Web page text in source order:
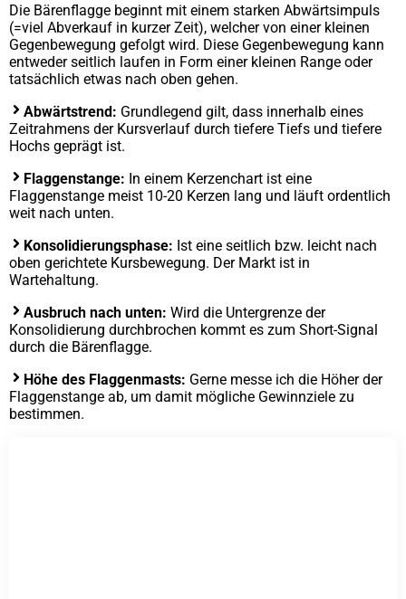
Die Bärenflagge beginnt mit einem starken Abwärtsimpuls
(=viel Abverkauf in kurzer Zeit), welcher von einer kleinen
Gegenbewegung gefolgt wird. Diese Gegenbewegung kann
entweder seitlich laufen in Form einer kleinen Range oder
tatsächlich etwas nach oben gehen.
Abwärtstrend: Grundlegend gilt, dass innerhalb eines
Zeitrahmens der Kursverlauf durch tiefere Tiefs und tiefere
Hochs geprägt ist.
Flaggenstange: In einem Kerzenchart ist eine
Flaggenstange meist 10-20 Kerzen lang und läuft ordentlich
weit nach unten.
Konsolidierungsphase: Ist eine seitlich bzw. leicht nach
oben gerichtete Kursbewegung. Der Markt ist in
Wartehaltung.
Ausbruch nach unten: Wird die Untergrenze der
Konsolidierung durchbrochen kommt es zum Short-Signal
durch die Bärenflagge.
Höhe des Flaggenmasts: Gerne messe ich die Höher der
Flaggenstange ab, um damit mögliche Gewinnziele zu
bestimmen.